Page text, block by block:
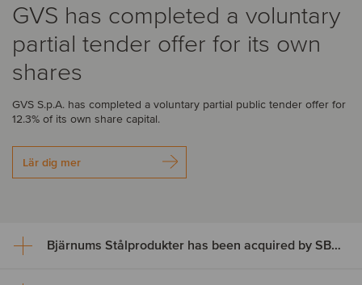
GVS has completed a voluntary
partial tender offer for its own
shares
GVS S.p.A. has completed a voluntary partial public tender offer for
12.3% of its own share capital.
Lär dig mer
Bjärnums Stålprodukter has been acquired by SBF Invest